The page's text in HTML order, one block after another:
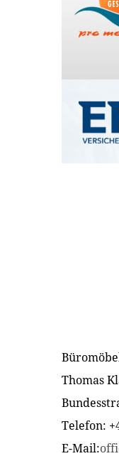
Thomas
Telefon:
E-Mail: